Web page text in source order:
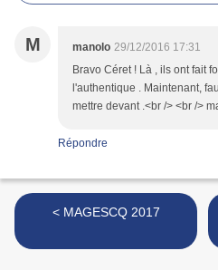
M manolo 29/12/2016 17:31
Bravo Céret ! Là , ils ont fait
l'authentique . Maintenant,
mettre devant .<br /> <br />
Répondre
< MAGESCQ 2017